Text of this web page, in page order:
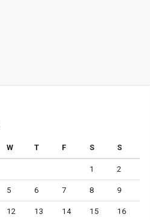
W T F S S
1 2
5 6 7 8 9
12 13 14 15 16